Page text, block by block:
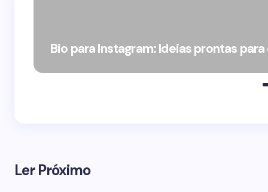
Bio para Instagram: Ideias prontas
Ler Próximo